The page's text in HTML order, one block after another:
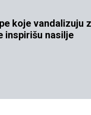
koje vandalizuju
inspirišu nasilje